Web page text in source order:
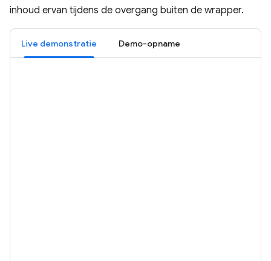
inhoud ervan tijdens de overgang buiten de wrapper.
Live demonstratie Demo-opname